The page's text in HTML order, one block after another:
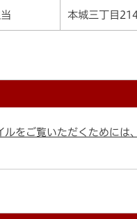
本城三丁目
ルをご覧いただくために